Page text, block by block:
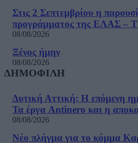
Στις 2 Σεπτεμβρίου η
προγράμματος της ΕΛΑΣ – Τι
08/08/2026
Ξένος ήμην
08/08/2026
ΔΗΜΟΦΙΛΗ
Δυτική Αττική: Η επόμενη
Τα έργα Antinero και η
08/08/2026
Νέο πλήγμα για το κόμμα